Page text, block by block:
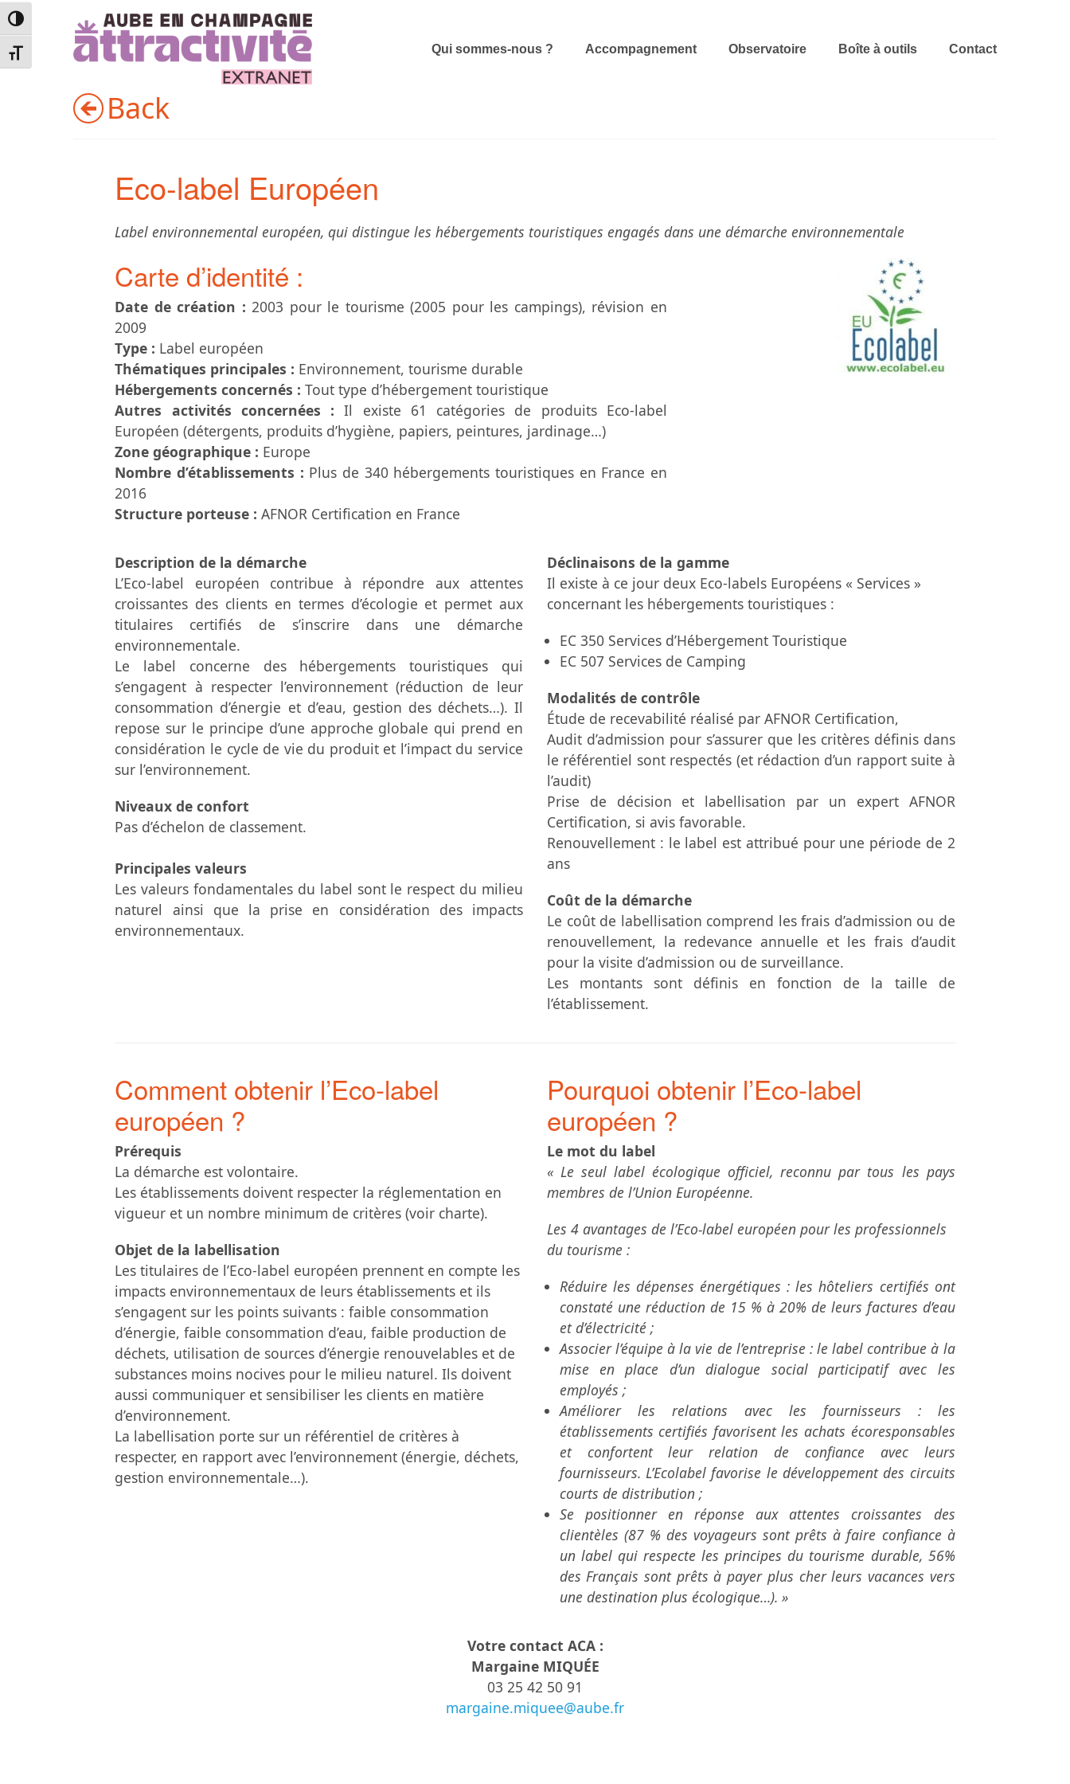
Passer en contraste élevé
Changer la taille de la police
Qui sommes-nous ? Accompagnement Observatoire Boîte à outils Contact
Back
Eco-label Européen
Label environnemental européen, qui distingue les hébergements touristiques engagés dans une démarche environnementale
Carte d’identité :
Date de création : 2003 pour le tourisme (2005 pour les campings), révision en
2009
Type : Label européen
Thématiques principales : Environnement, tourisme durable
Hébergements concernés :Tout type d’hébergement touristique
Autres activités concernées :Il existe 61 catégories de produits Eco-label
Européen (détergents, produits d’hygiène, papiers, peintures, jardinage…)
Zone géographique : Europe
Nombre d’établissements : Plus de 340 hébergements touristiques en France en
2016
Structure porteuse :AFNOR Certification en France
Description de la démarche
L’Eco-label européen contribue à répondre aux attentes
croissantes des clients en termes d’écologie et permet aux
titulaires certifiés de s’inscrire dans une démarche
environnementale.
Le label concerne des hébergements touristiques qui
s’engagent à respecter l’environnement (réduction de leur
consommation d’énergie et d’eau, gestion des déchets…). Il
repose sur le principe d’une approche globale qui prend en
considération le cycle de vie du produit et l’impact du service
sur l’environnement.
Niveaux de confort
Pas d’échelon de classement.
Principales valeurs
Les valeurs fondamentales du label sont le respect du milieu
naturel ainsi que la prise en considération des impacts
environnementaux.
Déclinaisons de la gamme
Il existe à ce jour deux Eco-labels Européens « Services »
concernant les hébergements touristiques :
EC 350 Services d’Hébergement Touristique
EC 507 Services de Camping
Modalités de contrôle
Étude de recevabilité réalisé par AFNOR Certification,
Audit d’admission pour s’assurer que les critères définis dans
le référentiel sont respectés (et rédaction d’un rapport suite à
l’audit)
Prise de décision et labellisation par un expert AFNOR
Certification, si avis favorable.
Renouvellement : le label est attribué pour une période de 2
ans
Coût de la démarche
Le coût de labellisation comprend les frais d’admission ou de
renouvellement, la redevance annuelle et les frais d’audit
pour la visite d’admission ou de surveillance.
Les montants sont définis en fonction de la taille de
l’établissement.
Comment obtenir l’Eco-label
européen ?
Prérequis
La démarche est volontaire.
Les établissements doivent respecter la réglementation en
vigueur et un nombre minimum de critères (voir charte).
Objet de la labellisation
Les titulaires de l’Eco-label européen prennent en compte les
impacts environnementaux de leurs établissements et ils
s’engagent sur les points suivants : faible consommation
d’énergie, faible consommation d’eau, faible production de
déchets, utilisation de sources d’énergie renouvelables et de
substances moins nocives pour le milieu naturel. Ils doivent
aussi communiquer et sensibiliser les clients en matière
d’environnement.
La labellisation porte sur un référentiel de critères à
respecter, en rapport avec l’environnement (énergie, déchets,
gestion environnementale…).
Pourquoi obtenir l’Eco-label
européen ?
Le mot du label
« Le seul label écologique officiel, reconnu par tous les pays
membres de l’Union Européenne.
Les 4 avantages de l’Eco-label européen pour les professionnels
du tourisme :
Réduire les dépenses énergétiques : les hôteliers certifiés ont
constaté une réduction de 15 % à 20% de leurs factures d’eau
et d’électricité ;
Associer l’équipe à la vie de l’entreprise : le label contribue à la
mise en place d’un dialogue social participatif avec les
employés ;
Améliorer les relations avec les fournisseurs : les
établissements certifiés favorisent les achats écoresponsables
et confortent leur relation de confiance avec leurs
fournisseurs. L’Ecolabel favorise le développement des circuits
courts de distribution ;
Se positionner en réponse aux attentes croissantes des
clientèles (87 % des voyageurs sont prêts à faire confiance à
un label qui respecte les principes du tourisme durable, 56%
des Français sont prêts à payer plus cher leurs vacances vers
une destination plus écologique…). »
Votre contact ACA :
Margaine MIQUÉE
03 25 42 50 91
margaine.miquee@aube.fr